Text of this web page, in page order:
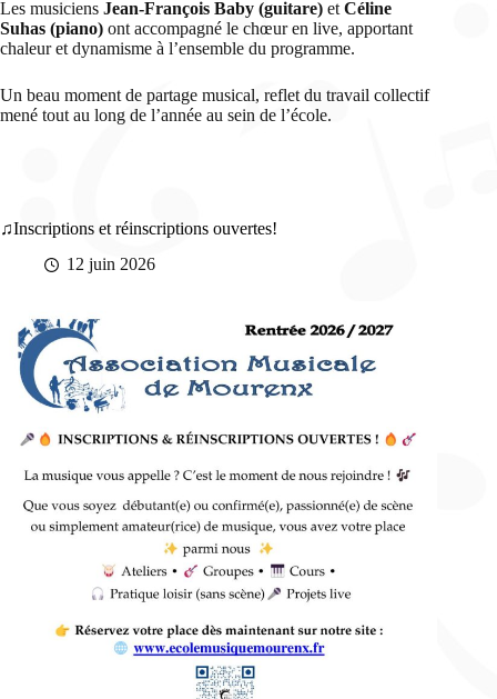
Les musiciens Jean-François Baby (guitare) et Céline
Suhas (piano) ont accompagné le chœur en live, apportant
chaleur et dynamisme à l’ensemble du programme.
Un beau moment de partage musical, reflet du travail collectif
mené tout au long de l’année au sein de l’école.
Inscriptions et réinscriptions ouvertes!
12 juin 2026